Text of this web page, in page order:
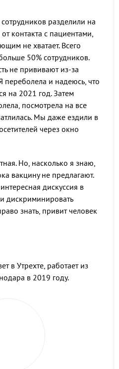
разделили на
контакта с пациентами,
не хватает. Всего
50% сотрудников.
не прививают из-за
переболела и надеюсь, что
на 2021 год. Затем
посмотрела на все
Мы даже ездили в
через окно
Но, насколько я знаю,
вакцину не предлагают.
дискуссия в
дискриминировать
знать, привит человек
в Утрехте, работает из
в 2019 году.